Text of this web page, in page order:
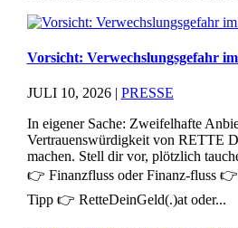
Vorsicht: Verwechslungsgefahr
JULI 10, 2026| PRESSE
In eigener Sache: Zweifelhafte
Vertrauenswürdigkeit von RETTE
machen. Stell dir vor, plötzlich
👉 Finanzfluss oder Finanz-fluss
Tipp 👉 RetteDeinGeld(.)at oder...